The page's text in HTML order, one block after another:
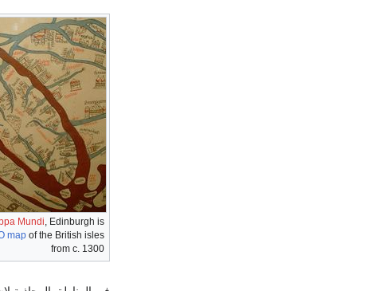
Mundi, Edinburgh is
map of the British isles
from c. 1300